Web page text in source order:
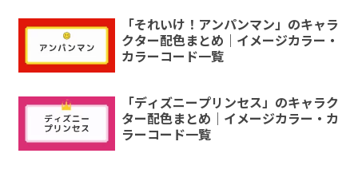
「それいけ！アンパンマン」のキャラ
クター配色まとめ｜イメージカラー・
カラーコード一覧
「ディズニープリンセス」のキャラク
ター配色まとめ｜イメージカラー・カ
ラーコード一覧